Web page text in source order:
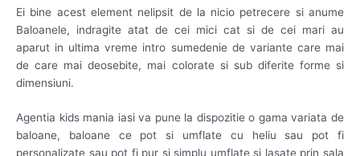
Ei bine acest element nelipsit de la nicio petrecere si anume
Baloanele, indragite atat de cei mici cat si de cei mari au
aparut in ultima vreme intro sumedenie de variante care mai
de care mai deosebite, mai colorate si sub diferite forme si
dimensiuni.
Agentia kids mania iasi va pune la dispozitie o gama variata de
baloane, baloane ce pot si umflate cu heliu sau pot fi
personalizate sau pot fi pur si simplu umflate si lasate prin sala